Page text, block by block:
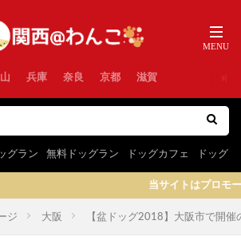
兵庫 奈良 京都 滋賀
グラン 無料ドッグラン ドッグカフェ ドッグラ
当サイトはプロモーションを含み
ジ 大阪 【盆ドッグ2018】大阪市で開